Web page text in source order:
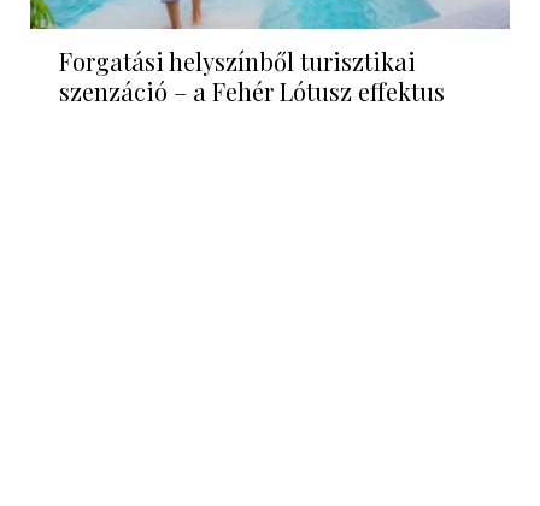
Forgatási helyszínből turisztikai
szenzáció – a Fehér Lótusz effektus